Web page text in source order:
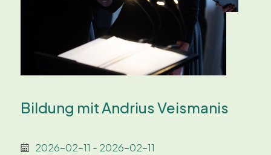
Bildung mit Andrius Veismanis
2026-02-11 - 2026-02-11